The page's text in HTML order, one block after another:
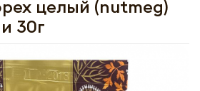
целый (nutmeg)
30г